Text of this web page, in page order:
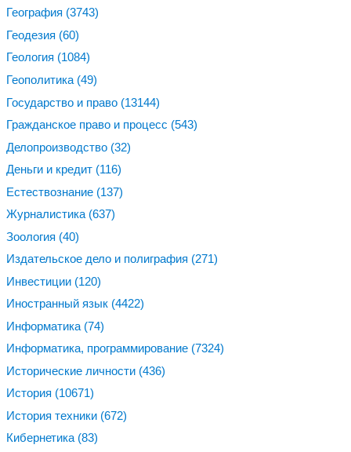
География (3743)
Геодезия (60)
Геология (1084)
Геополитика (49)
Государство и право (13144)
Гражданское право и процесс (543)
Делопроизводство (32)
Деньги и кредит (116)
Естествознание (137)
Журналистика (637)
Зоология (40)
Издательское дело и полиграфия (271)
Инвестиции (120)
Иностранный язык (4422)
Информатика (74)
Информатика, программирование (7324)
Исторические личности (436)
История (10671)
История техники (672)
Кибернетика (83)